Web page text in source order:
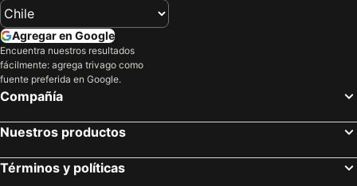
El Barrio Manga y sus Casonas
Estadio Jaime Morón
Castillo de San Felipe de Barajas
Baluarte de Santa Catalina y el de Santa Clara
Parque Nacional Corales del Rosario
Parque Nacional Natural Corales del Rosario
Museo Histórico - Palacio de la Inquisición
Plaza de la Aduana
Teatro Colón
Agregar en Google
Encuentra nuestros resultados
fácilmente: agrega trivago como
fuente preferida en Google.
Compañía
Nuestros productos
Términos y políticas